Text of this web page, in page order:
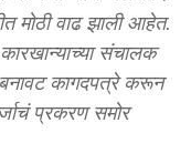
मोठी वाढ झाली आहेत.
संचालक
बनावट कागदपत्रे करून
प्रकरण समोर